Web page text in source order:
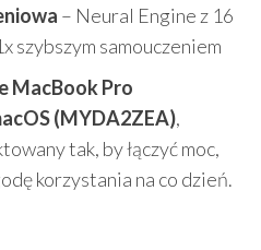
– Neural Engine z 16
szybszym samouczeniem
MacBook Pro
(MYDA2ZEA),
tak, by łączyć moc,
korzystania na co dzień.